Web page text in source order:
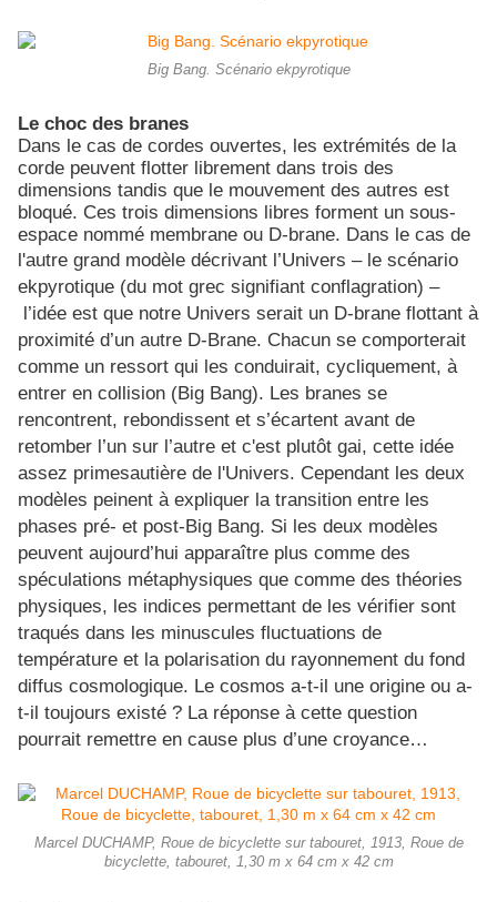
Big Bang. Scénario ekpyrotique
Le choc des branes
Dans le cas de cordes ouvertes, les extrémités de la
corde peuvent flotter librement dans trois des
dimensions tandis que le mouvement des autres est
bloqué. Ces trois dimensions libres forment un sous-
espace nommé membrane ou D-brane. Dans le cas de
l'autre grand modèle décrivant l’Univers – le scénario
ekpyrotique (du mot grec signifiant conflagration) –
l’idée est que notre Univers serait un D-brane flottant à
proximité d’un autre D-Brane. Chacun se comporterait
comme un ressort qui les conduirait, cycliquement, à
entrer en collision (Big Bang). Les branes se
rencontrent, rebondissent et s’écartent avant de
retomber l’un sur l’autre et c'est plutôt gai, cette idée
assez primesautière de l'Univers. Cependant les deux
modèles peinent à expliquer la transition entre les
phases pré- et post-Big Bang. Si les deux modèles
peuvent aujourd’hui apparaître plus comme des
spéculations métaphysiques que comme des théories
physiques, les indices permettant de les vérifier sont
traqués dans les minuscules fluctuations de
température et la polarisation du rayonnement du fond
diffus cosmologique. Le cosmos a-t-il une origine ou a-
t-il toujours existé ? La réponse à cette question
pourrait remettre en cause plus d’une croyance…
Marcel DUCHAMP, Roue de bicyclette sur tabouret, 1913, Roue de
bicyclette, tabouret, 1,30 m x 64 cm x 42 cm